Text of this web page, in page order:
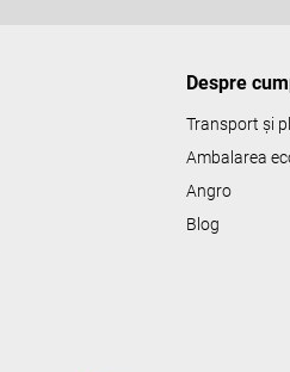
Despre
Transport și
Ambalarea
Angro
Blog